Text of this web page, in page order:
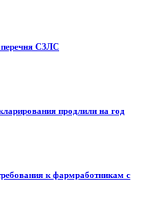
перечня СЗЛС
продлили на год
к фармработникам с